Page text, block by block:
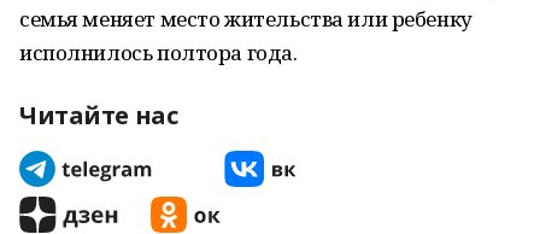
семья меняет место жительства или ребенку
исполнилось полтора года.
Читайте нас